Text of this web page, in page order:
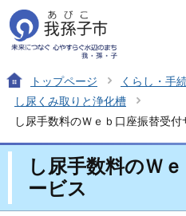
トップページ くらし・手
し尿くみ取りと浄化槽
し尿手数料のＷｅｂ口座振替受付
し尿手数料のＷ
ービス